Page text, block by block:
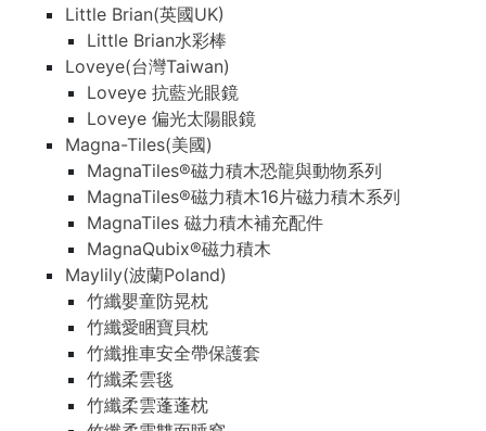
Little Brian(英國UK)
Little Brian水彩棒
Loveye(台灣Taiwan)
Loveye 抗藍光眼鏡
Loveye 偏光太陽眼鏡
Magna-Tiles(美國)
MagnaTiles®磁力積木恐龍與動物系列
MagnaTiles®磁力積木16片磁力積木系列
MagnaTiles 磁力積木補充配件
MagnaQubix®磁力積木
Maylily(波蘭Poland)
竹纖嬰童防晃枕
竹纖愛睏寶貝枕
竹纖推車安全帶保護套
竹纖柔雲毯
竹纖柔雲蓬蓬枕